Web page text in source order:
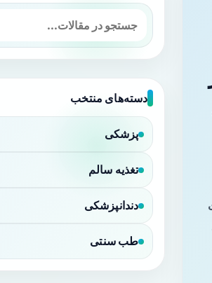
دسته‌های منتخب
پزشکی
تغذیه سالم
دندانپزشکی
طب سنتی